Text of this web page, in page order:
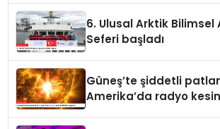
6. Ulusal Arktik Bilimsel
Seferi başladı
Güneş’te şiddetli
Amerika’da radyo